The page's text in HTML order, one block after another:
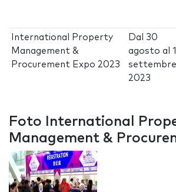
International Property
Management &
Procurement Expo 2023
Dal 30
agosto al1
settembre
2023
Foto International
Management &